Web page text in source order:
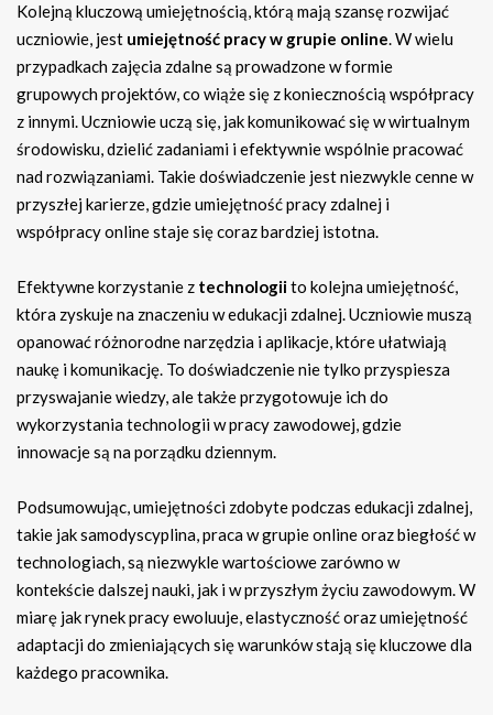
Kolejną kluczową umiejętnością, którą mają szansę rozwijać
uczniowie, jest umiejętność pracy w grupie online. W wielu
przypadkach zajęcia zdalne są prowadzone w formie
grupowych projektów, co wiąże się z koniecznością współpracy
z innymi. Uczniowie uczą się, jak komunikować się w wirtualnym
środowisku, dzielić zadaniami i efektywnie wspólnie pracować
nad rozwiązaniami. Takie doświadczenie jest niezwykle cenne w
przyszłej karierze, gdzie umiejętność pracy zdalnej i
współpracy online staje się coraz bardziej istotna.
Efektywne korzystanie z technologiito kolejna umiejętność,
która zyskuje na znaczeniu w edukacji zdalnej. Uczniowie muszą
opanować różnorodne narzędzia i aplikacje, które ułatwiają
naukę i komunikację. To doświadczenie nie tylko przyspiesza
przyswajanie wiedzy, ale także przygotowuje ich do
wykorzystania technologii w pracy zawodowej, gdzie
innowacje są na porządku dziennym.
Podsumowując, umiejętności zdobyte podczas edukacji zdalnej,
takie jak samodyscyplina, praca w grupie online oraz biegłość w
technologiach, są niezwykle wartościowe zarówno w
kontekście dalszej nauki, jak i w przyszłym życiu zawodowym. W
miarę jak rynek pracy ewoluuje, elastyczność oraz umiejętność
adaptacji do zmieniających się warunków stają się kluczowe dla
każdego pracownika.